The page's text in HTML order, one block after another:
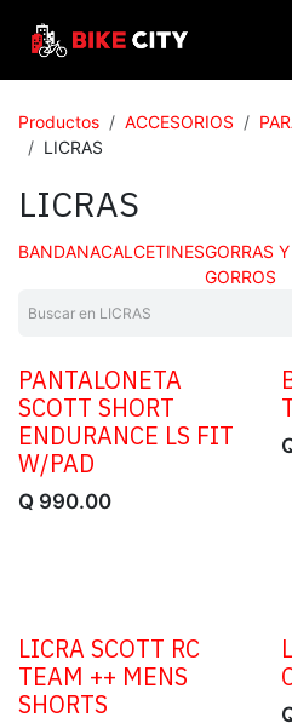
Productos ACCESORIOS
LICRAS
LICRAS
BANDANACALCETINESGORRAS Y
GORROS
PANTALONETA
SCOTT SHORT
ENDURANCE LS FIT
W/PAD
Q 990.00
LICRA SCOTT RC
TEAM ++ MENS
SHORTS